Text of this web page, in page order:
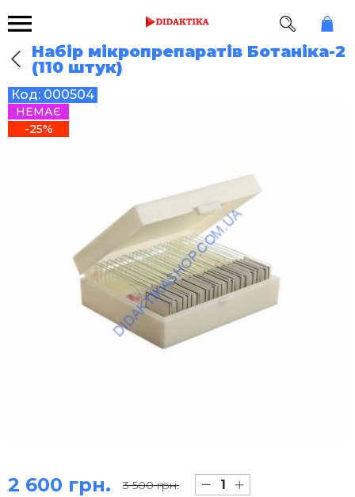
Набір мікропрепаратів Ботаніка-2
(110 штук)
Код: 000504
НЕМАЄ
-25%
2 600 грн. 3 500 грн.